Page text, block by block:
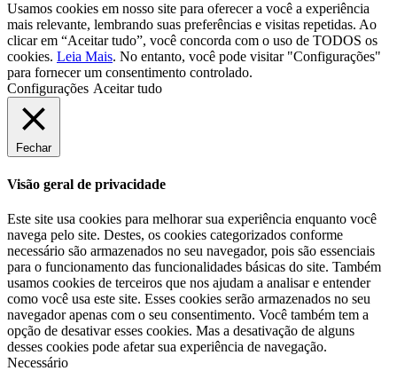
Usamos cookies em nosso site para oferecer a você a experiência
mais relevante, lembrando suas preferências e visitas repetidas. Ao
clicar em “Aceitar tudo”, você concorda com o uso de TODOS os
cookies. Leia Mais. No entanto, você pode visitar "Configurações"
para fornecer um consentimento controlado.
Configurações Aceitar tudo
Fechar
Visão geral de privacidade
Este site usa cookies para melhorar sua experiência enquanto você
navega pelo site. Destes, os cookies categorizados conforme
necessário são armazenados no seu navegador, pois são essenciais
para o funcionamento das funcionalidades básicas do site. Também
usamos cookies de terceiros que nos ajudam a analisar e entender
como você usa este site. Esses cookies serão armazenados no seu
navegador apenas com o seu consentimento. Você também tem a
opção de desativar esses cookies. Mas a desativação de alguns
desses cookies pode afetar sua experiência de navegação.
Necessário